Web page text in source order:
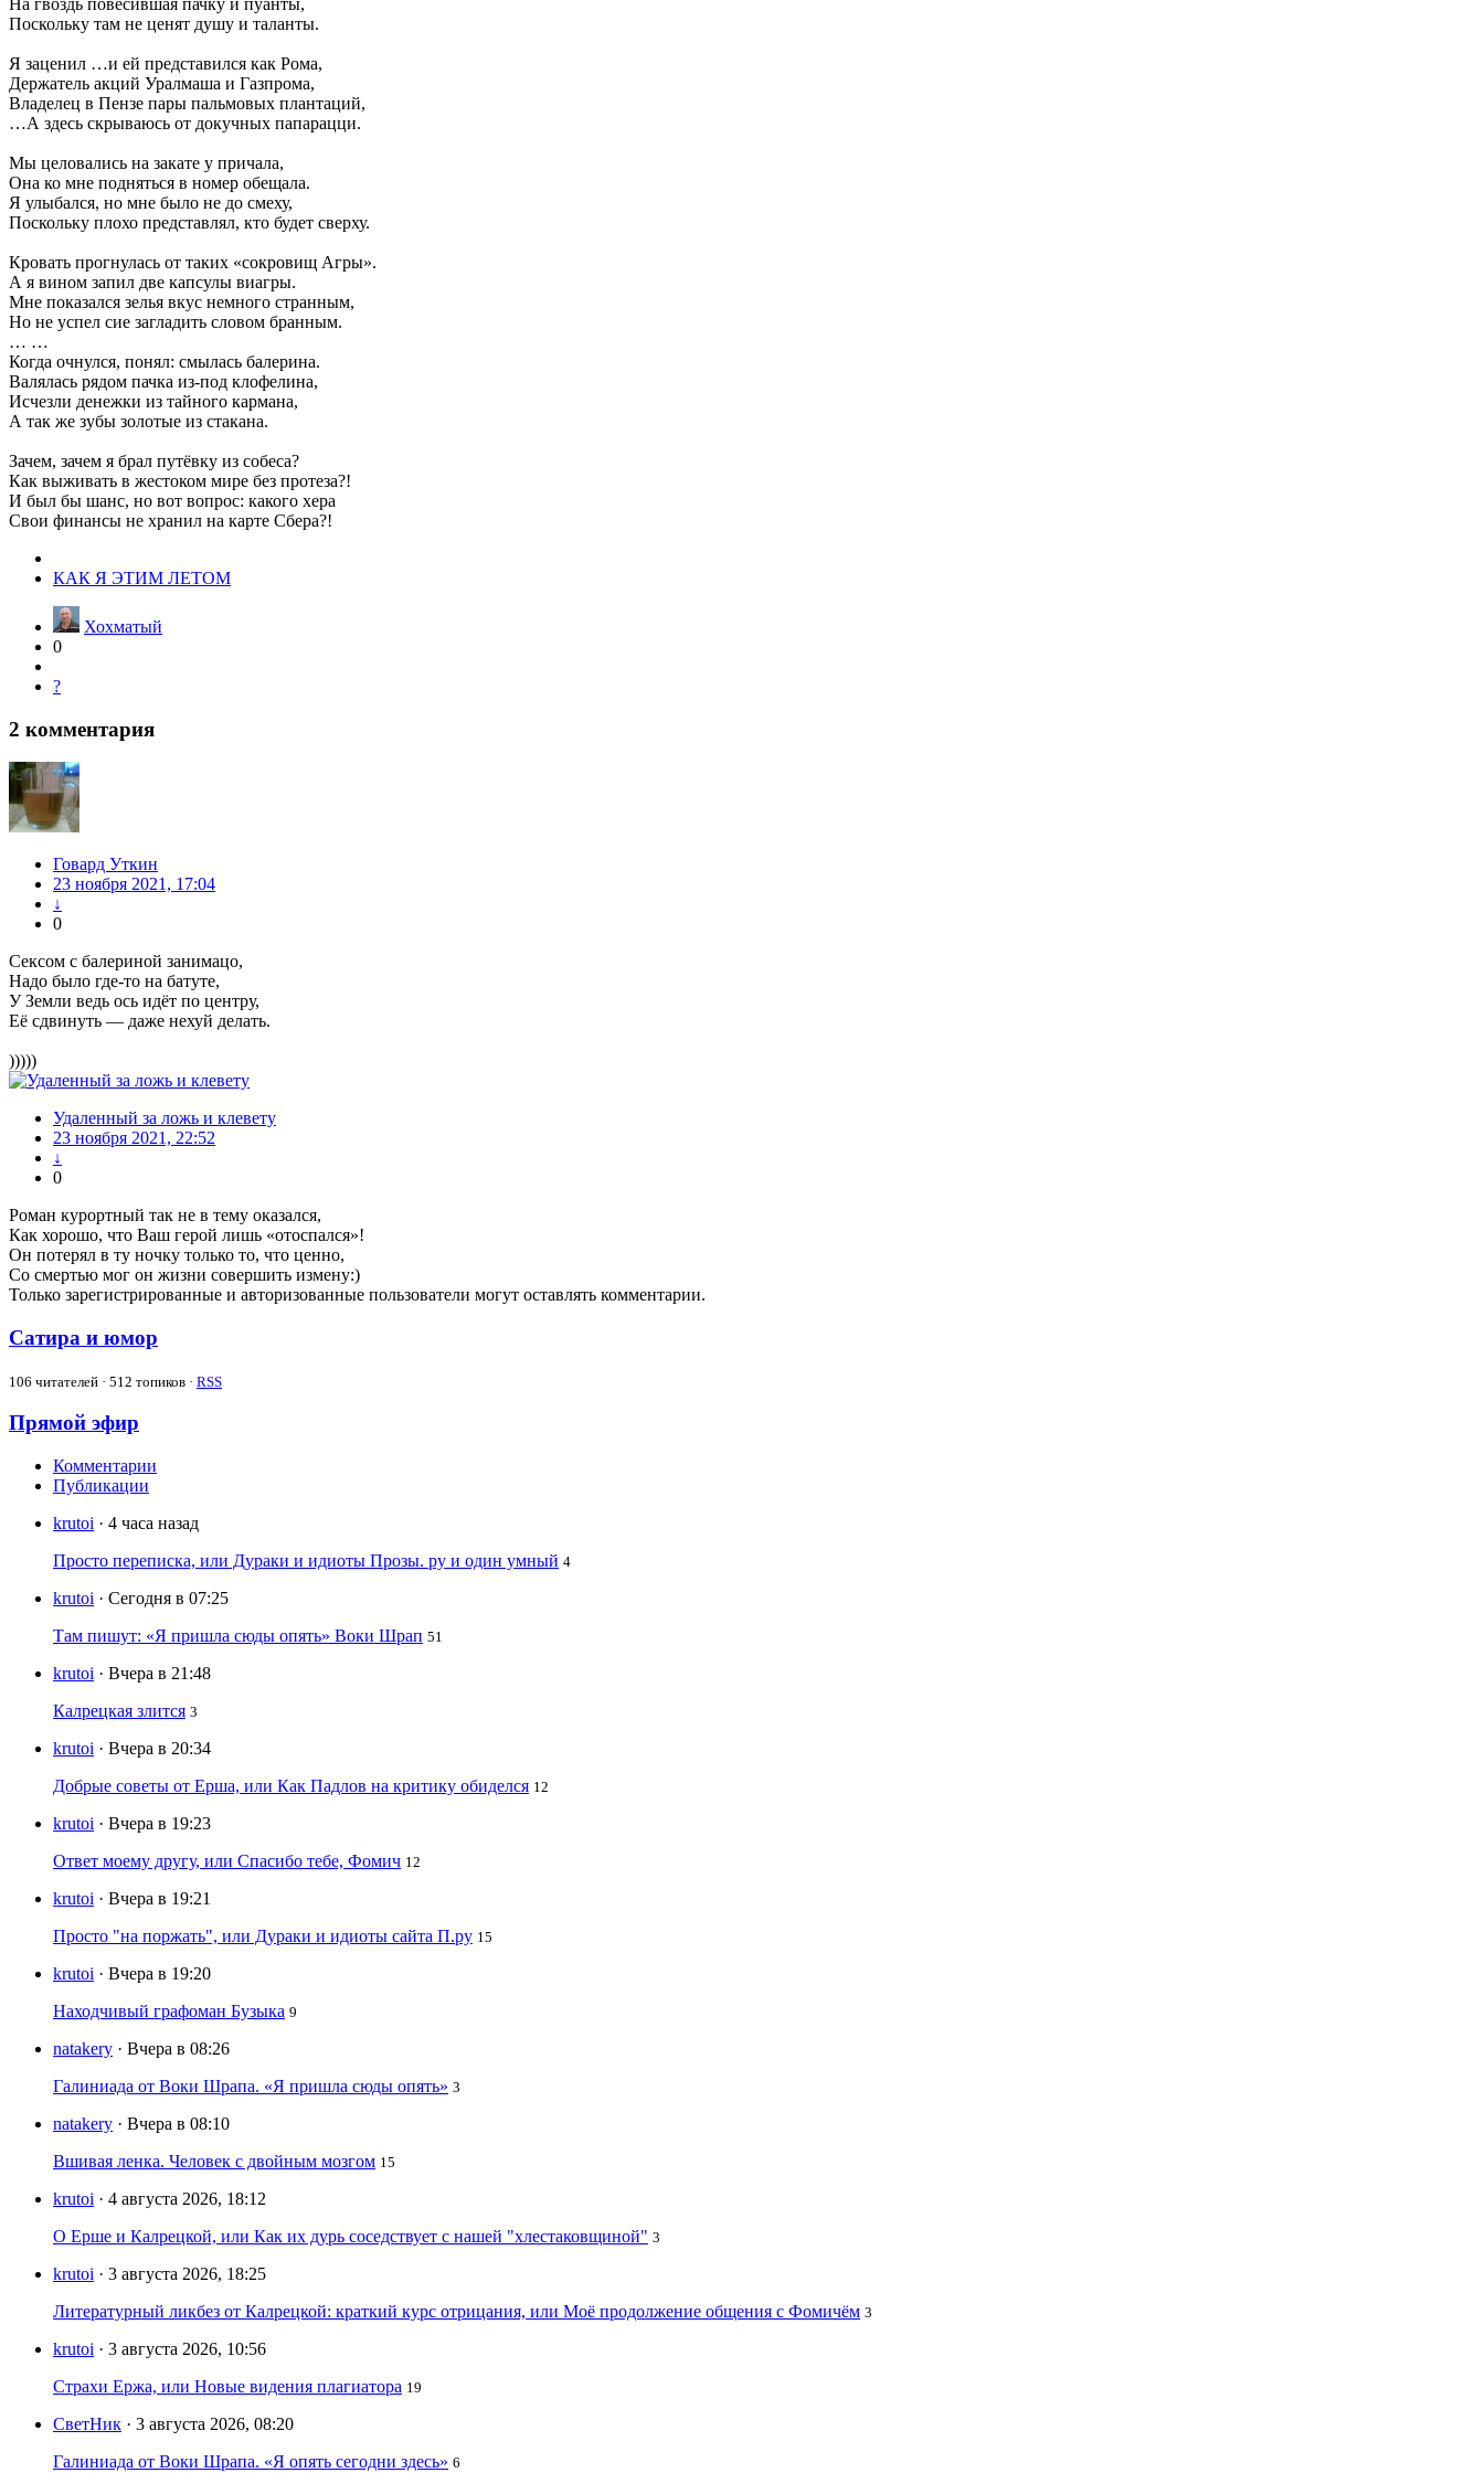
Поскольку там не ценят душу и таланты.
Я заценил …и ей представился как Рома,
Держатель акций Уралмаша и Газпрома,
Владелец в Пензе пары пальмовых плантаций,
…А здесь скрываюсь от докучных папарацци.
Мы целовались на закате у причала,
Она ко мне подняться в номер обещала.
Я улыбался, но мне было не до смеху,
Поскольку плохо представлял, кто будет сверху.
Кровать прогнулась от таких «сокровищ Агры».
А я вином запил две капсулы виагры.
Мне показался зелья вкус немного странным,
Но не успел сие загладить словом бранным.
… …
Когда очнулся, понял: смылась балерина.
Валялась рядом пачка из-под клофелина,
Исчезли денежки из тайного кармана,
А так же зубы золотые из стакана.
Зачем, зачем я брал путёвку из собеса?
Как выживать в жестоком мире без протеза?!
И был бы шанс, но вот вопрос: какого хера
Свои финансы не хранил на карте Сбера?!
КАК Я ЭТИМ ЛЕТОМ
Хохматый
0
?
2 комментария
Говард Уткин
23 ноября 2021, 17:04
↓
0
Сексом с балериной занимацо,
Надо было где-то на батуте,
У Земли ведь ось идёт по центру,
Её сдвинуть — даже нехуй делать.
)))))
Удаленный за ложь и клевету
23 ноября 2021, 22:52
↓
0
Роман курортный так не в тему оказался,
Как хорошо, что Ваш герой лишь «отоспался»!
Он потерял в ту ночку только то, что ценно,
Со смертью мог он жизни совершить измену:)
Только зарегистрированные и авторизованные пользователи могут оставлять комментарии.
Сатира и юмор
106 читателей · 512 топиков · RSS
Прямой эфир
Комментарии
Публикации
krutoi · 4 часа назад
Просто переписка, или Дураки и идиоты Прозы. ру и один умный 4
krutoi · Сегодня в 07:25
Там пишут: «Я пришла сюды опять» Воки Шрап 51
krutoi · Вчера в 21:48
Калрецкая злится 3
krutoi · Вчера в 20:34
Добрые советы от Ерша, или Как Падлов на критику обиделся 12
krutoi · Вчера в 19:23
Ответ моему другу, или Спасибо тебе, Фомич 12
krutoi · Вчера в 19:21
Просто "на поржать", или Дураки и идиоты сайта П.ру 15
krutoi · Вчера в 19:20
Находчивый графоман Бузыка 9
natakery · Вчера в 08:26
Галиниада от Воки Шрапа. «Я пришла сюды опять» 3
natakery · Вчера в 08:10
Вшивая ленка. Человек с двойным мозгом 15
krutoi · 4 августа 2026, 18:12
О Ерше и Калрецкой, или Как их дурь соседствует с нашей "хлестаковщиной" 3
krutoi · 3 августа 2026, 18:25
Литературный ликбез от Калрецкой: краткий курс отрицания, или Моё продолжение общения с Фомичём 3
krutoi · 3 августа 2026, 10:56
Страхи Ержа, или Новые видения плагиатора 19
СветНик · 3 августа 2026, 08:20
Галиниада от Воки Шрапа. «Я опять сегодни здесь» 6